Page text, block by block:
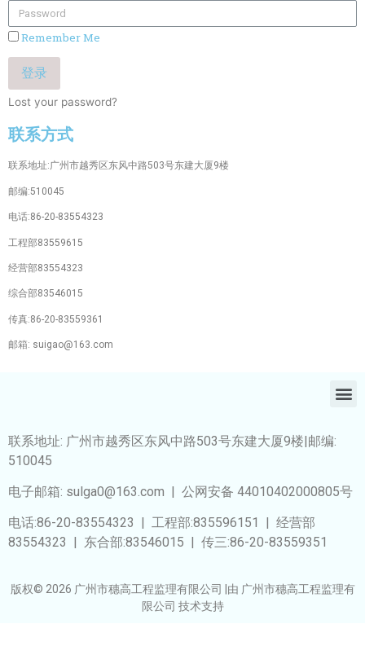
Remember Me
登录
Lost your password?
联系方式
联系地址:广州市越秀区东风中路503号东建大厦9楼
邮编:510045
电话:86-20-83554323
工程部83559615
经营部83554323
综合部83546015
传真:86-20-83559361
邮箱: suigao@163.com
联系地址: 广州市越秀区东风中路503号东建大厦9楼|邮编:
510045
电子邮箱: sulga0@163.com | 公网安备 44010402000805号
电话:86-20-83554323 | 工程部:835596151 | 经营部
83554323 | 东合部:83546015 | 传三:86-20-83559351
版权© 2026 广州市穗高工程监理有限公司 |由 广州市穗高工程监理有
限公司 技术支持